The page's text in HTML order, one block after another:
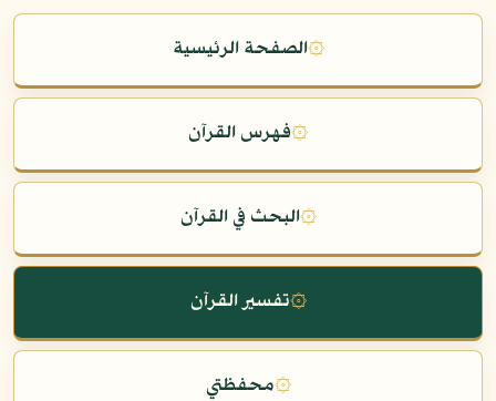
۞الصفحة الرئيسية
۞فهرس القرآن
۞البحث في القرآن
۞تفسير القرآن
۞محفظتي